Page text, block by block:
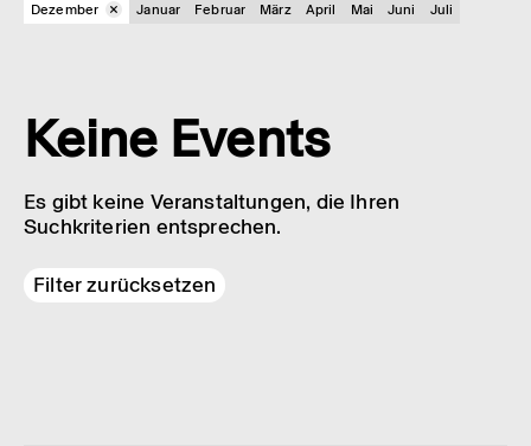
Dezember
Januar Februar März April Mai Juni Juli
Keine Events
Es gibt keine Veranstaltungen, die Ihren
Suchkriterien entsprechen.
Filter zurücksetzen